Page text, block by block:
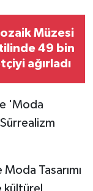
Müzesi
49 bin
ağırladı
'Moda
Tasarımı
kültürel